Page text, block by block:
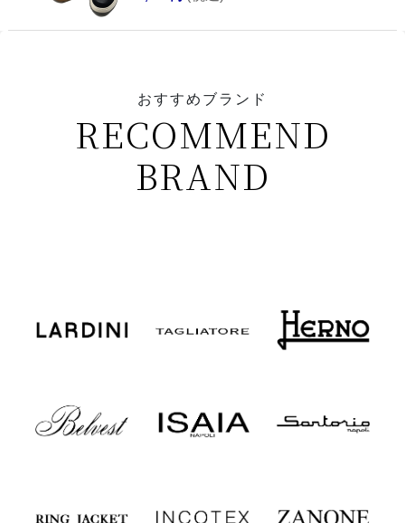
おすすめブランド
RECOMMEND
BRAND